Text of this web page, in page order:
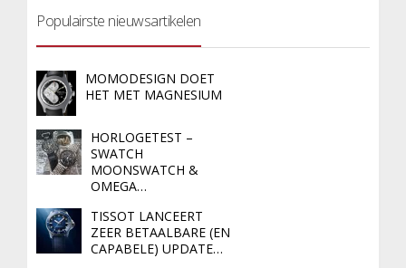
Populairste nieuwsartikelen
MOMODESIGN DOET
HET MET MAGNESIUM
HORLOGETEST –
SWATCH
MOONSWATCH &
OMEGA…
TISSOT LANCEERT
ZEER BETAALBARE (EN
CAPABELE) UPDATE…